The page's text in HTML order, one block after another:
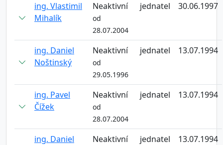
ing. Vlastimil
Mihalík
Neaktivní
od
28.07.2004
jednatel 30.06.1997
ing. Daniel
Noštinský
Neaktivní
od
29.05.1996
jednatel 13.07.1994
ing. Pavel
Čížek
Neaktivní
od
28.07.2004
jednatel 13.07.1994
ing. Daniel
Neaktivní jednatel 13.07.1994